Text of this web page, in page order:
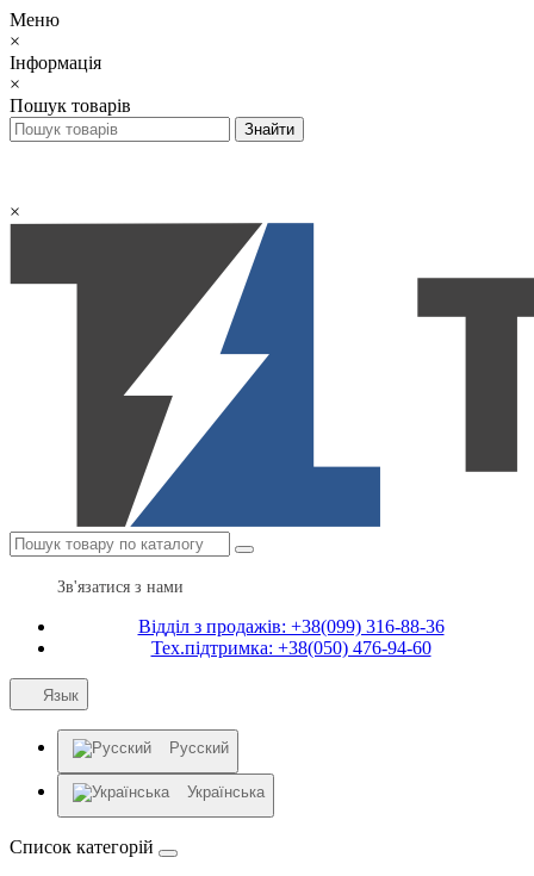
Меню
×
Інформація
×
Пошук товарів
×
Зв'язатися з нами
Відділ з продажів: +38(099) 316-88-36
Тех.підтримка: +38(050) 476-94-60
Язык
Русский
Українська
Список категорій